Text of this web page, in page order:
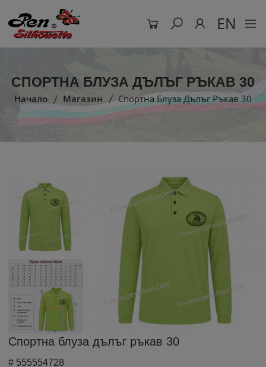
EN
СПОРТНА БЛУЗА ДЪЛЪГ РЪКАВ 30
Начало Магазин Спортна Блуза Дълъг Ръкав 30
Спортна блуза дълъг ръкав 30
# 555554728